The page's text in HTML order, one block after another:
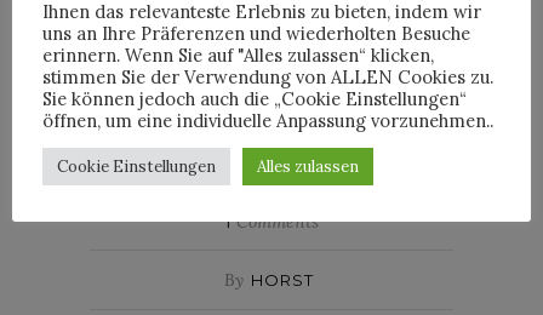
sich bereits auf das neue Testverfahren
(WLTP).
AUTOMOBIL LUXUS NEWS ROLLS-ROYCE
1Comments
By HORST
Ihnen das relevanteste Erlebnis zu bieten, indem wir
uns an Ihre Präferenzen und wiederholten Besuche
erinnern. Wenn Sie auf "Alles zulassen“ klicken,
stimmen Sie der Verwendung von ALLEN Cookies zu.
Sie können jedoch auch die „Cookie Einstellungen“
öffnen, um eine individuelle Anpassung vorzunehmen..
Cookie Einstellungen Alles zulassen